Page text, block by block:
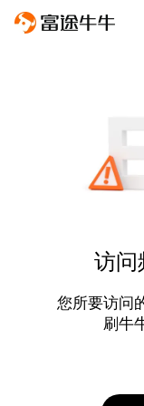
访问
您所要访问
刷牛